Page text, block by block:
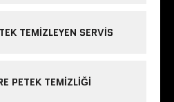
TEMIZLEYEN SERVIS
PETEK TEMIZLIĞI